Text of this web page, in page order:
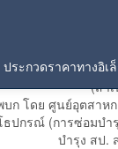
ประกวดราคาทางอิเ
(สำ
ก โดย ศูนย์อุตสาห
ธปกรณ์ (การซ่อ
บำรุง สป.